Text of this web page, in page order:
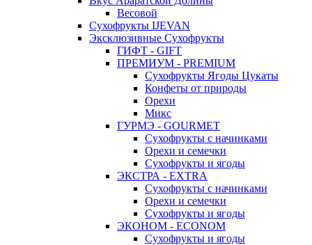
Весовой
Сухофрукты IJEVAN
Эксклюзивные Сухофрукты
ГИФТ - GIFT
ПРЕМИУМ - PREMIUM
Сухофрукты Ягоды Цукаты
Конфеты от природы
Орехи
Микс
ГУРМЭ - GOURMET
Сухофрукты с начинками
Орехи и семечки
Сухофрукты и ягоды
ЭКСТРА - EXTRA
Сухофрукты с начинками
Орехи и семечки
Сухофрукты и ягоды
ЭКОНОМ - ECONOM
Сухофрукты и ягоды